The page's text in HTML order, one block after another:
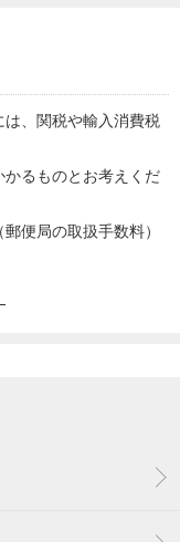
、関税や輸入消費税
るものとお考えくだ
便局の取扱手数料）